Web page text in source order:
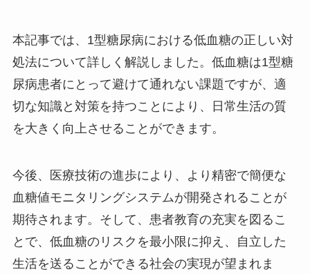
本記事では、1型糖尿病における低血糖の正しい対
処法について詳しく解説しました。低血糖は1型糖
尿病患者にとって避けて通れない課題ですが、適
切な知識と対策を持つことにより、日常生活の質
を大きく向上させることができます。
今後、医療技術の進歩により、より精密で簡便な
血糖値モニタリングシステムが開発されることが
期待されます。そして、患者教育の充実を図るこ
とで、低血糖のリスクを最小限に抑え、自立した
生活を送ることができる社会の実現が望まれま